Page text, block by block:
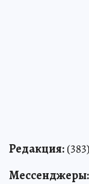
Редакция:
Мессенджеры: